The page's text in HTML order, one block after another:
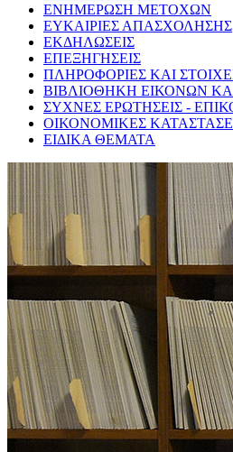
ΕΝΗΜΕΡΩΣΗ ΜΕΤΟΧΩΝ
ΕΥΚΑΙΡΙΕΣ ΑΠΑΣΧΟΛΗΣΗΣ
ΕΚΔΗΛΩΣΕΙΣ
ΕΠΕΞΗΓΗΣΕΙΣ
ΠΛΗΡΟΦΟΡΙΕΣ ΚΑΙ
ΒΙΒΛΙΟΘΗΚΗ ΕΙΚΟΝΩΝ
ΣΥΧΝΕΣ ΕΡΩΤΗΣΕΙΣ -
ΟΙΚΟΝΟΜΙΚΕΣ
ΕΙΔΙΚΑ ΘΕΜΑΤΑ